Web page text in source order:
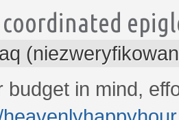
budget in mind,